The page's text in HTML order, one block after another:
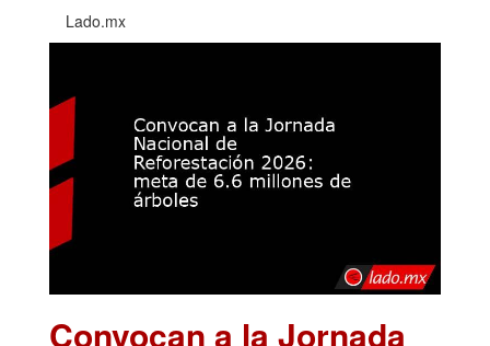
Lado.mx
Convocan a la Jornada